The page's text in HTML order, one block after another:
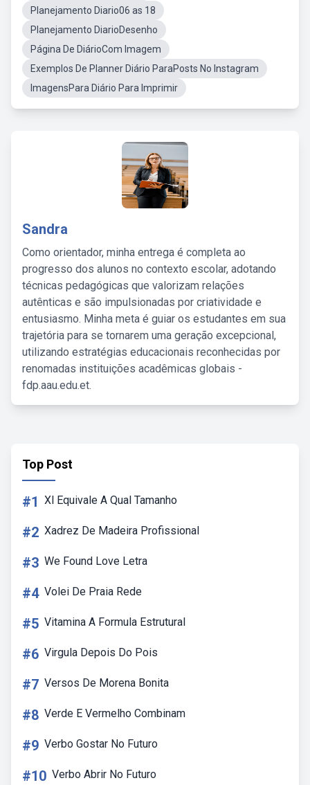
Planejamento Diario06 as 18
Planejamento DiarioDesenho
Página De DiárioCom Imagem
Exemplos De Planner Diário ParaPosts No Instagram
ImagensPara Diário Para Imprimir
Sandra
Como orientador, minha entrega é completa ao
progresso dos alunos no contexto escolar, adotando
técnicas pedagógicas que valorizam relações
autênticas e são impulsionadas por criatividade e
entusiasmo. Minha meta é guiar os estudantes em sua
trajetória para se tornarem uma geração excepcional,
utilizando estratégias educacionais reconhecidas por
renomadas instituições acadêmicas globais -
fdp.aau.edu.et.
Top Post
#1 Xl Equivale A Qual Tamanho
#2 Xadrez De Madeira Profissional
#3 We Found Love Letra
#4 Volei De Praia Rede
#5 Vitamina A Formula Estrutural
#6 Virgula Depois Do Pois
#7 Versos De Morena Bonita
#8 Verde E Vermelho Combinam
#9 Verbo Gostar No Futuro
#10 Verbo Abrir No Futuro